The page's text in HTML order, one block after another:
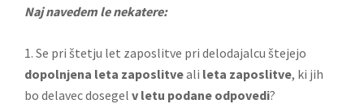
Naj navedem le nekatere:
1. Se pri štetju let zaposlitve pri delodajalcu štejejo
dopolnjena leta zaposlitveali leta zaposlitve, ki jih
bo delavec dosegel v letu podane odpovedi?